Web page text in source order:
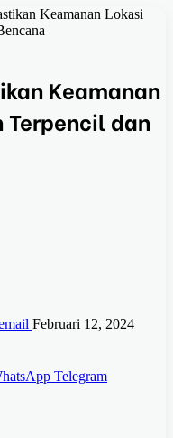
Keamanan Lokasi
Keamanan
Terpencil dan
Februari 12, 2024
Telegram